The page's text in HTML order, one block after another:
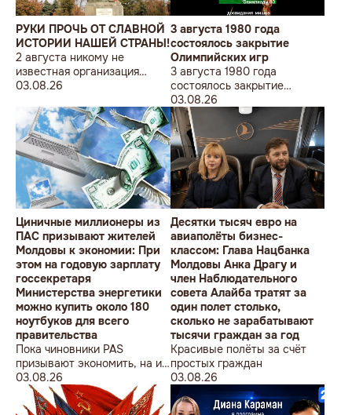
РУКИ ПРОЧЬ ОТ СЛАВНОЙ
ИСТОРИИ НАШЕЙ СТРАНЫ!
2 августа никому не
известная организация
«Лига бессарабских
Кишиневе малочисленную
акцию «В Европейский Союз
без советских памятников».
03.08.26
3 августа 1980 года
состоялось закрытие
Олимпийских игр
3 августа 1980 года
состоялось закрытие
Олимпийских игр
03.08.26
Циничные миллионеры из
ПАС призывают жителей
Молдовы к экономии: При
этом на годовую зарплату
госсекретаря
Министерства энергетики
можно купить около 180
ноутбуков для всего
правительства
Пока чиновники PAS
призывают экономить, на их
собственные доходы можно
купить технику для целого
учреждения
03.08.26
Десятки тысяч евро на
авиаполёты бизнес-
классом: Глава Нацбанка
Молдовы Анка Драгу и
член Наблюдательного
совета Алайба тратят за
один полет столько,
сколько не зарабатывают
тысячи граждан за год
Красивые полёты за счёт
простых граждан
03.08.26